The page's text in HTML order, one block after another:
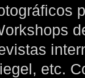
etc.